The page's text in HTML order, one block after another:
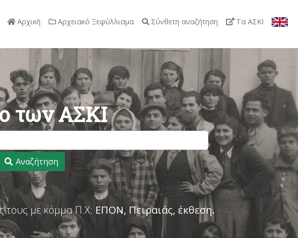
Αρχική Αρχειακό Ξεφύλλισμα Σύνθετη αναζήτηση Τα ΑΣΚΙ
των ΑΣΚΙ
Αναζήτηση
τους με κόμμα Π.Χ: ΕΠΟΝ, Πειραιάς, έκθεση.